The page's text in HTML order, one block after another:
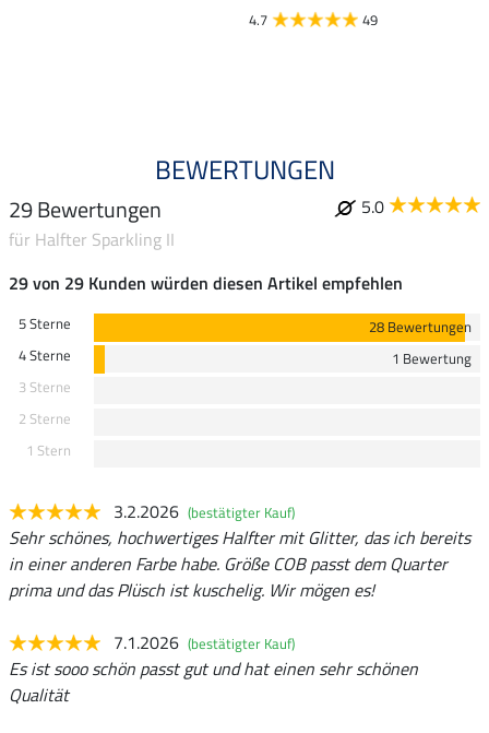
4.7 49
BEWERTUNGEN
29 Bewertungen
5.0
für Halfter Sparkling II
29 von 29 Kunden würden diesen Artikel empfehlen
5 Sterne
28 Bewertungen
4 Sterne
1 Bewertung
3 Sterne
2 Sterne
1 Stern
3.2.2026 (bestätigter Kauf)
Sehr schönes, hochwertiges Halfter mit Glitter, das ich bereits
in einer anderen Farbe habe. Größe COB passt dem Quarter
prima und das Plüsch ist kuschelig. Wir mögen es!
7.1.2026 (bestätigter Kauf)
Es ist sooo schön passt gut und hat einen sehr schönen
Qualität